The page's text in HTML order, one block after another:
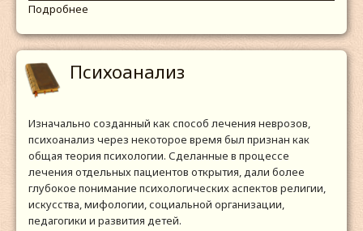
Подробнее
Психоанализ
Изначально созданный как способ лечения неврозов,
психоанализ через некоторое время был признан как
общая теория психологии. Сделанные в процессе
лечения отдельных пациентов открытия, дали более
глубокое понимание психологических аспектов религии,
искусства, мифологии, социальной организации,
педагогики и развития детей.